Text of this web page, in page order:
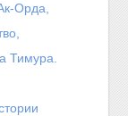
Орда,
Тимура.